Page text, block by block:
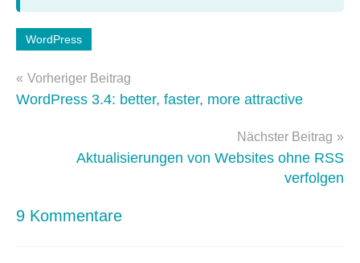
Schlagwörter:
3.4,
wordpress-
WordPress
Beitragsnavigation
Vorheriger Beitrag
WordPress 3.4: better, faster, more attractive
Nächster Beitrag
Aktualisierungen von Websites ohne RSS
verfolgen
9 Kommentare